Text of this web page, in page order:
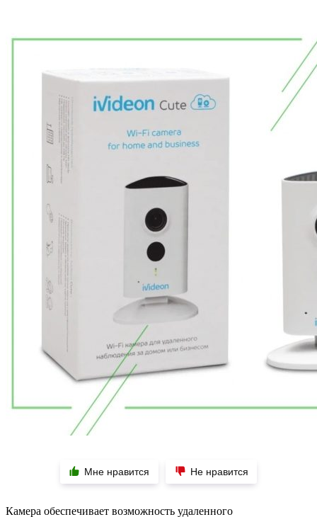
Мне нравится Не нравится
Камера обеспечивает возможность удаленного